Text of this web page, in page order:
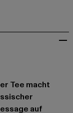
Tee macht
auf